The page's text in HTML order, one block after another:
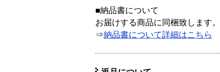
■納品書について
お届けする商品に同梱致します。
⇒納品書について詳細はこちら